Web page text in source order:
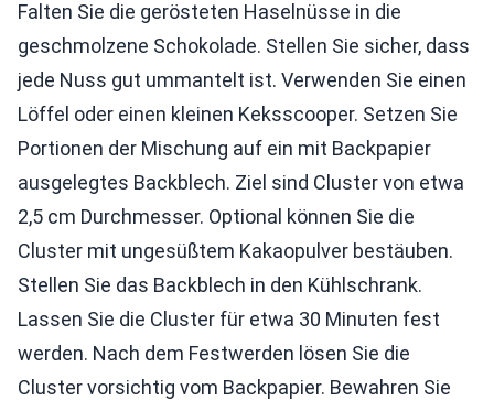
Falten Sie die gerösteten Haselnüsse in die
geschmolzene Schokolade. Stellen Sie sicher, dass
jede Nuss gut ummantelt ist. Verwenden Sie einen
Löffel oder einen kleinen Keksscooper. Setzen Sie
Portionen der Mischung auf ein mit Backpapier
ausgelegtes Backblech. Ziel sind Cluster von etwa
2,5 cm Durchmesser. Optional können Sie die
Cluster mit ungesüßtem Kakaopulver bestäuben.
Stellen Sie das Backblech in den Kühlschrank.
Lassen Sie die Cluster für etwa 30 Minuten fest
werden. Nach dem Festwerden lösen Sie die
Cluster vorsichtig vom Backpapier. Bewahren Sie